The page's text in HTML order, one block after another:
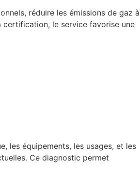
réduire les émissions de gaz à
certification, le service favorise une
les équipements, les usages, et les
Ce diagnostic permet